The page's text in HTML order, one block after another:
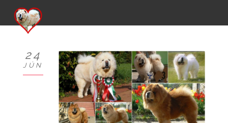
BEMUTATKOZÁS
24
JÚN